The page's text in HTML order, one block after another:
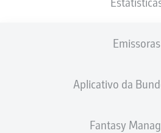
Emissoras
Aplicativo da
Fantasy